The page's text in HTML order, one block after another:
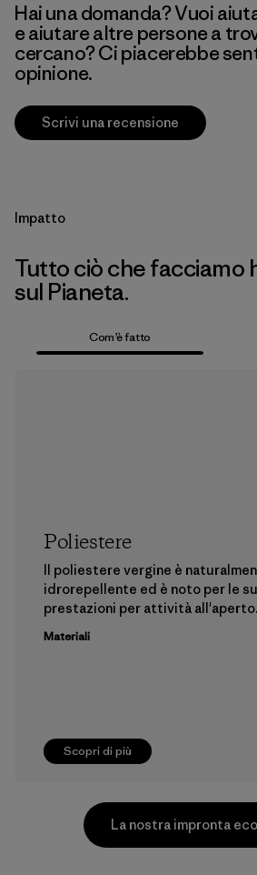
Hai una domanda? Vuoi
e aiutare altre persone a
cercano? Ci piacerebbe
opinione.
Scrivi una recensione
Impatto
Tutto ciò che facciamo
sul Pianeta.
Com’è fatto
Scopri di più
Poliestere
Il poliestere vergine è
idrorepellente ed è noto per le
prestazioni per attività all'aperto.
Materiali
La nostra impronta